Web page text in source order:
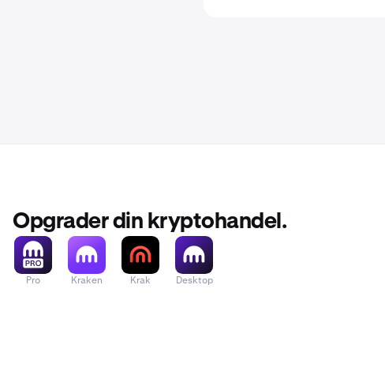
Opgrader din kryptohandel.
Pro Kraken Krak Desktop